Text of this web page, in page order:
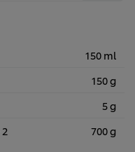
150 ml
150 g
5 g
700 g